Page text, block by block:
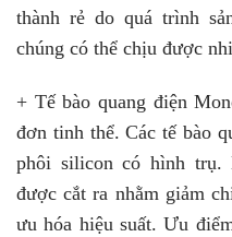
thành rẻ do quá trình
chúng có thể chịu được
+ Tế bào quang điện
đơn tinh thể. Các tế bào
phôi silicon có hình trụ.
được cắt ra nhằm giảm
ưu hóa hiệu suất. Ưu